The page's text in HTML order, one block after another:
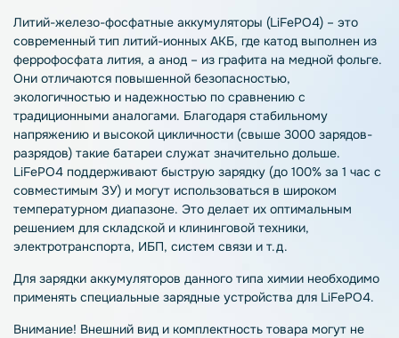
Литий-железо-фосфатные аккумуляторы (LiFePO4) – это
современный тип литий-ионных АКБ, где катод выполнен из
феррофосфата лития, а анод – из графита на медной фольге.
Они отличаются повышенной безопасностью,
экологичностью и надежностью по сравнению с
традиционными аналогами. Благодаря стабильному
напряжению и высокой цикличности (свыше 3000 зарядов-
разрядов) такие батареи служат значительно дольше.
LiFePO4 поддерживают быструю зарядку (до 100% за 1 час с
совместимым ЗУ) и могут использоваться в широком
температурном диапазоне. Это делает их оптимальным
решением для складской и клининговой техники,
электротранспорта, ИБП, систем связи и т.д.
Для зарядки аккумуляторов данного типа химии необходимо
применять специальные зарядные устройства для LiFePO4.
Внимание! Внешний вид и комплектность товара могут не